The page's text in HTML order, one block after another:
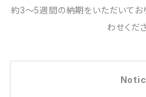
約3～5週間の納期をいただいてお
わせくだ